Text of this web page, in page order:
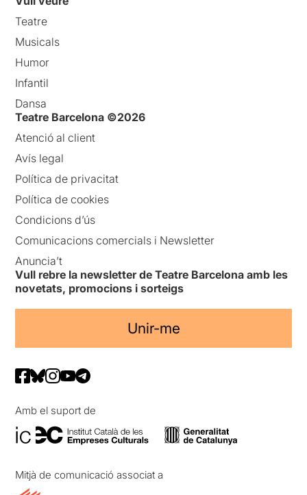
Teatre
Musicals
Humor
Infantil
Dansa
Teatre Barcelona ©2026
Atenció al client
Avís legal
Política de privacitat
Política de cookies
Condicions d’ús
Comunicacions comercials i Newsletter
Anuncia’t
Vull rebre la newsletter de Teatre Barcelona amb les
novetats, promocions i sorteigs
Unir-me
Amb el suport de
Mitjà de comunicació associat a